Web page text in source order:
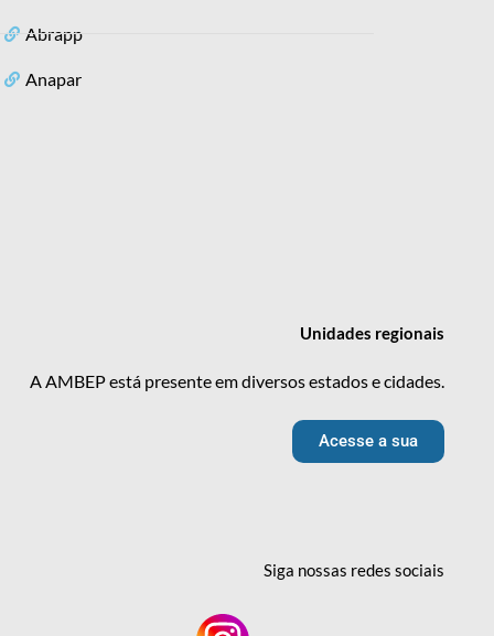
Abrapp
Anapar
Unidades regionais
A AMBEP está presente em diversos estados e cidades.
Acesse a sua
Siga nossas redessociais